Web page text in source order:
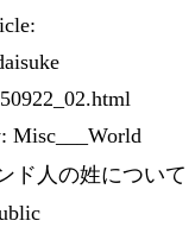
Misc___World
ド人の姓について